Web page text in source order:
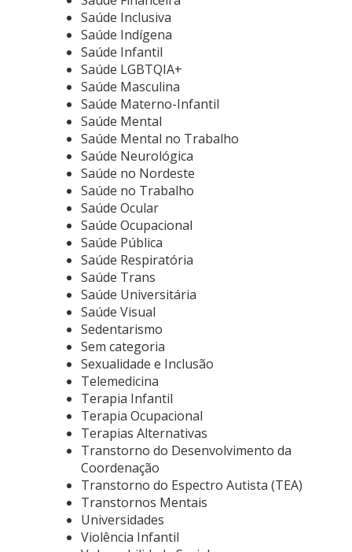
Saúde Inclusiva
Saúde Indígena
Saúde Infantil
Saúde LGBTQIA+
Saúde Masculina
Saúde Materno-Infantil
Saúde Mental
Saúde Mental no Trabalho
Saúde Neurológica
Saúde no Nordeste
Saúde no Trabalho
Saúde Ocular
Saúde Ocupacional
Saúde Pública
Saúde Respiratória
Saúde Trans
Saúde Universitária
Saúde Visual
Sedentarismo
Sem categoria
Sexualidade e Inclusão
Telemedicina
Terapia Infantil
Terapia Ocupacional
Terapias Alternativas
Transtorno do Desenvolvimento da
Coordenação
Transtorno do Espectro Autista (TEA)
Transtornos Mentais
Universidades
Violência Infantil